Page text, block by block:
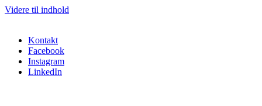
Videre til indhold
Kontakt
Facebook
Instagram
LinkedIn